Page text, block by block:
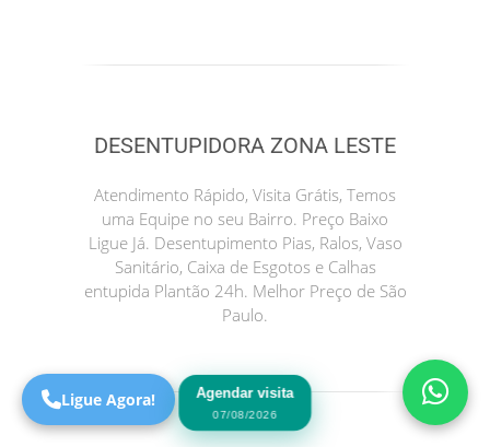
DESENTUPIDORA ZONA LESTE
Atendimento Rápido, Visita Grátis, Temos
uma Equipe no seu Bairro. Preço Baixo
Ligue Já. Desentupimento Pias, Ralos, Vaso
Sanitário, Caixa de Esgotos e Calhas
entupida Plantão 24h. Melhor Preço de São
Paulo.
Agendar visita
07/08/2026
Precisa de Ajuda?
Online
São Paulo! Precisa de
ajuda?
Ligue Agora!